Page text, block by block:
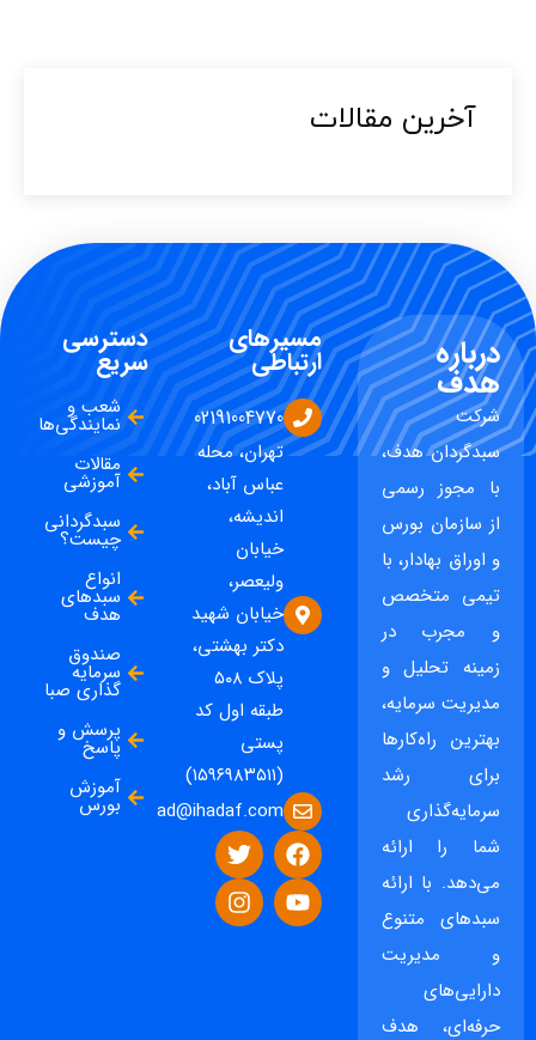
آخرین مقالات​
درباره
هدف
شرکت
سبدگردان هدف،
با مجوز رسمی
از سازمان بورس
و اوراق بهادار، با
تیمی متخصص
و مجرب در
زمینه تحلیل و
مدیریت سرمایه،
بهترین راه‌کارها
برای رشد
سرمایه‌گذاری
شما را ارائه
می‌دهد. با ارائه
سبدهای متنوع
و مدیریت
دارایی‌های
حرفه‌ای، هدف
مسیرهای
ارتباطی
02191004770
تهران، محله
عباس آباد،
اندیشه،
خیابان
ولیعصر،
خیابان شهید
دکتر بهشتی،
پلاک ۵۰۸
طبقه اول کد
پستی
(۱۵۹۶۹۸۳۵۱۱)
ad@ihadaf.com
دسترسی
سریع
شعب و
نمایندگی‌ها
مقالات
آموزشی
سبدگردانی
چیست؟
انواع
سبدهای
هدف
صندوق
سرمایه
گذاری صبا
پرسش و
پاسخ
آموزش
بورس